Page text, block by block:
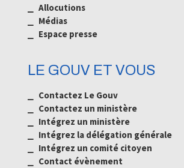
⎯ Allocutions
⎯ Médias
Espace presse
LE GOUV ET VOUS
⎯ Contactez Le Gouv
⎯ Contactez un ministère
⎯ Intégrez un ministère
⎯ Intégrez la délégation générale
⎯ Intégrez un comité citoyen
⎯ Contact évènement